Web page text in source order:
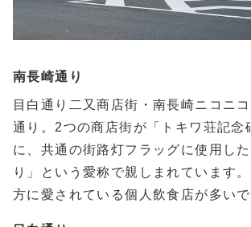
南長崎通り
目白通り二又商店街・南長崎ニコニ
通り。2つの商店街が「トキワ荘記念
に、共通の街路灯フラッグに使用し
り」という愛称で親しまれています
方に愛されている個人飲食店が多いで